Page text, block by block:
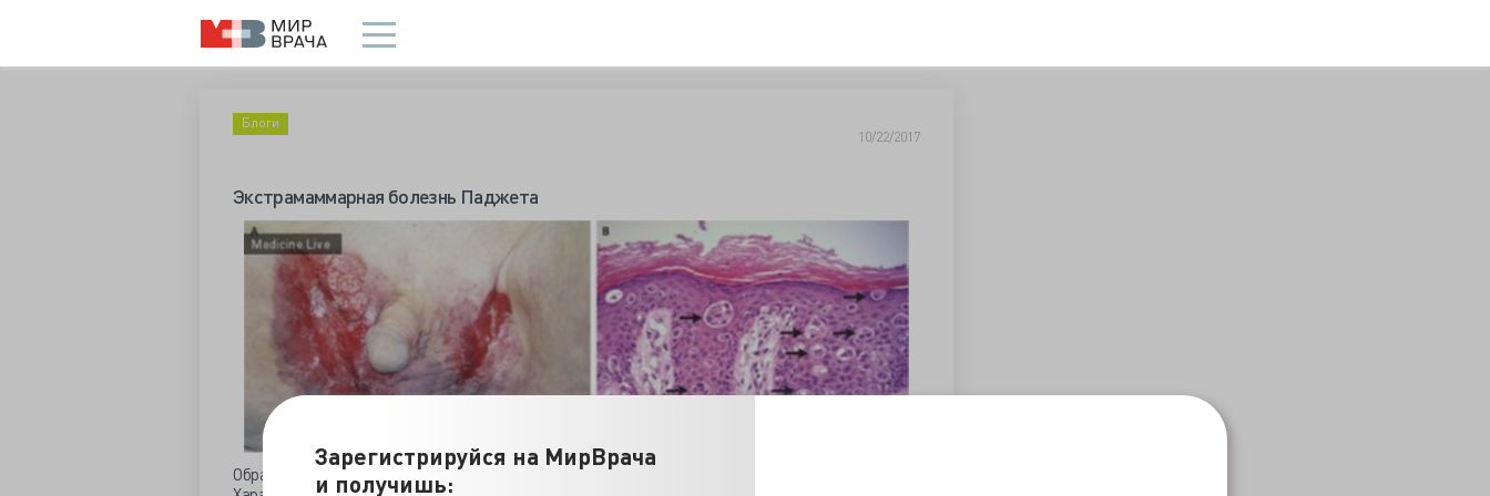
Зарегистрируйся на МирВрача
и получишь:
Блоги
10/22/2017
Экстрамаммарная болезнь Паджета
Обратился 89-летний мужчина с жалобами на незаживающую в течение года паховую сыпь.